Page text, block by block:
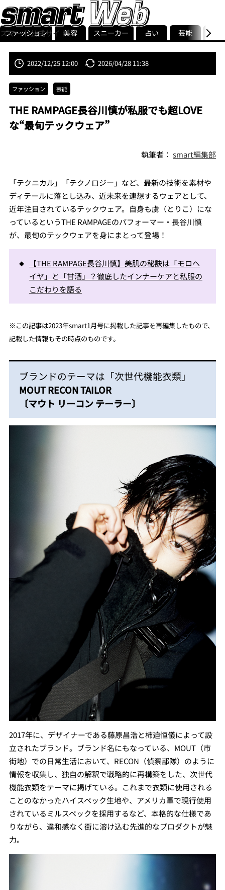
スマート公式サイト
smart最新号
記事一覧ランキング
ストリ
ファッション 美容 スニーカー 占い 芸能 グル
2022/12/25 12:00 2026/04/28 11:38
ファッション 芸能
THE RAMPAGE長谷川慎が私服でも超LOVE
な“最旬テックウェア”
執筆者：smart編集部
「テクニカル」「テクノロジー」など、最新の技術を素材や
ディテールに落とし込み、近未来を連想するウェアとして、
近年注目されているテックウェア。自身も虜（とりこ）にな
っているというTHE RAMPAGEのパフォーマー・長谷川慎
が、最旬のテックウェアを身にまとって登場！
【THE RAMPAGE長谷川慎】美肌の秘訣は「モロヘ
イヤ」と「甘酒」？徹底したインナーケアと私服の
こだわりを語る
※この記事は2023年smart1月号に掲載した記事を再編集したもので、
記載した情報もその時点のものです。
ブランドのテーマは「次世代機能衣類」
MOUT RECON TAILOR
〔マウト リーコン テーラー〕
2017年に、デザイナーである藤原昌浩と柿迫恒儀によって設
立されたブランド。ブランド名にもなっている、MOUT（市
街地）での日常生活において、RECON（偵察部隊）のように
情報を収集し、独自の解釈で戦略的に再構築をした、次世代
機能衣類をテーマに掲げている。これまで衣類に使用される
ことのなかったハイスペック生地や、アメリカ軍で現行使用
されているミルスペックを採用するなど、本格的な仕様であ
りながら、違和感なく街に溶け込む先進的なプロダクトが魅
力。